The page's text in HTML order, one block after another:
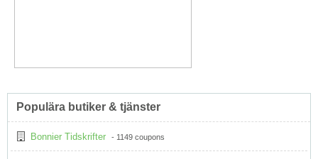
Populära butiker & tjänster
Bonnier Tidskrifter - 1149 coupons